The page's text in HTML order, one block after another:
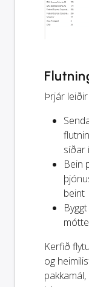
Þrjár
síðar
Bein
beint
Kerfið
og